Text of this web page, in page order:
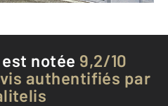
est notée 9,2/10
authentifiés par